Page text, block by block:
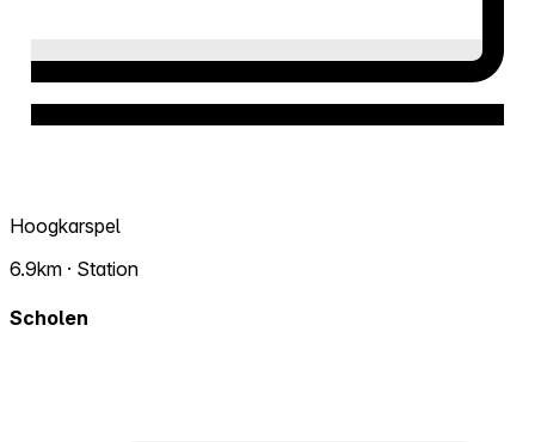
Hoogkarspel
6.9km · Station
Scholen